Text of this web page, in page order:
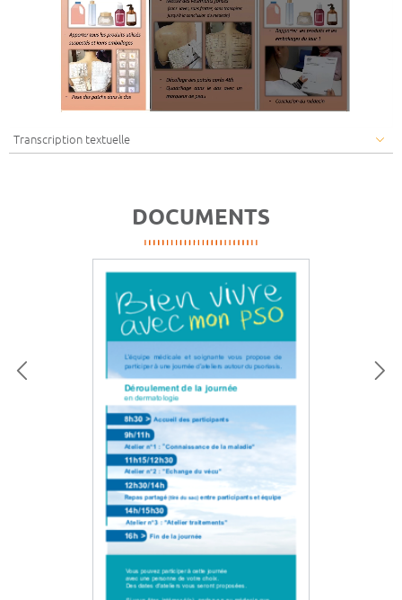
Transcription textuelle
DOCUMENTS